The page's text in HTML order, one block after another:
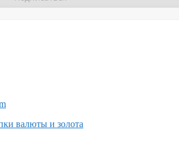
валюты и золота